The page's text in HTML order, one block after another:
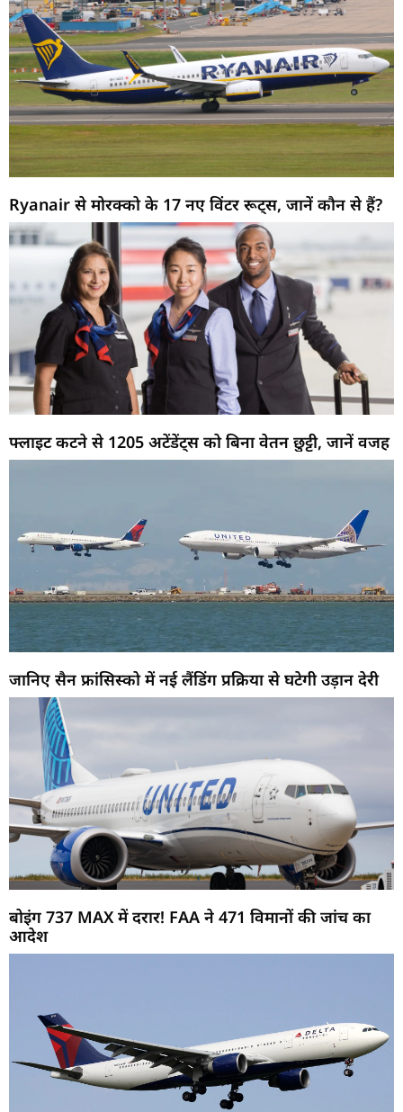
Ryanair से मोरक्को के 17 नए विंटर रूट्स, जानें कौन से हैं?
फ्लाइट कटने से 1205 अटेंडेंट्स को बिना वेतन छुट्टी, जानें वजह
जानिए सैन फ्रांसिस्को में नई लैंडिंग प्रक्रिया से घटेगी उड़ान देरी
बोइंग 737 MAX में दरार! FAA ने 471 विमानों की जांच का
आदेश